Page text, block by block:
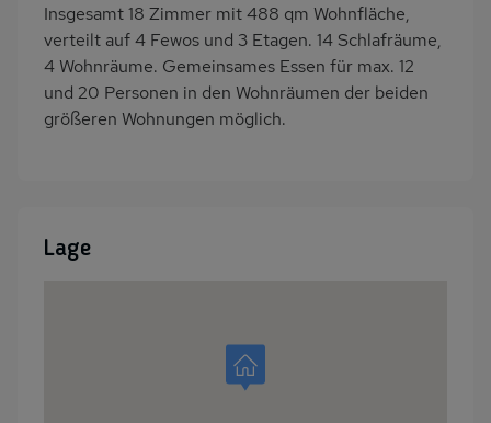
Insgesamt 18 Zimmer mit 488 qm Wohnfläche,
verteilt auf 4 Fewos und 3 Etagen. 14 Schlafräume,
4 Wohnräume. Gemeinsames Essen für max. 12
und 20 Personen in den Wohnräumen der beiden
größeren Wohnungen möglich.
Lage